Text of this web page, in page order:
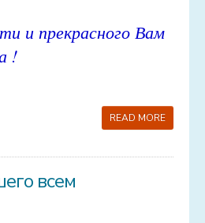
и прекрасного Вам
!
READ MORE
всем